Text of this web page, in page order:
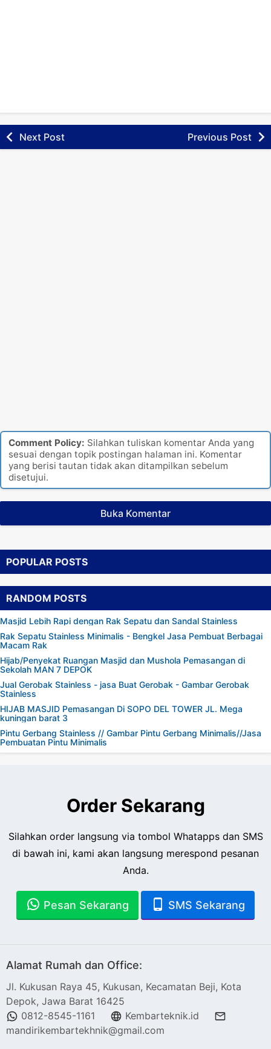
Next Post Previous Post
Comment Policy: Silahkan tuliskan komentar Anda yang
sesuai dengan topik postingan halaman ini. Komentar
yang berisi tautan tidak akan ditampilkan sebelum
disetujui.
Buka Komentar
POPULAR POSTS
RANDOM POSTS
Masjid Lebih Rapi dengan Rak Sepatu dan Sandal Stainless
Rak Sepatu Stainless Minimalis - Bengkel Jasa Pembuat Berbagai
Macam Rak
Hijab/Penyekat Ruangan Masjid dan Mushola Pemasangan di
Sekolah MAN 7 DEPOK
Jual Gerobak Stainless - jasa Buat Gerobak - Gambar Gerobak
Stainless
HIJAB MASJID Pemasangan Di SOPO DEL TOWER JL. Mega
kuningan barat 3
Pintu Gerbang Stainless // Gambar Pintu Gerbang Minimalis//Jasa
Pembuatan Pintu Minimalis
Order Sekarang
Silahkan order langsung via tombol Whatapps dan SMS
di bawah ini, kami akan langsung merespond pesanan
Anda.
Pesan Sekarang SMS Sekarang
Alamat Rumah dan Office:
Jl. Kukusan Raya 45, Kukusan, Kecamatan Beji, Kota
Depok, Jawa Barat 16425
0812-8545-1161
Kembarteknik.id
mandirikembartekhnik@gmail.com